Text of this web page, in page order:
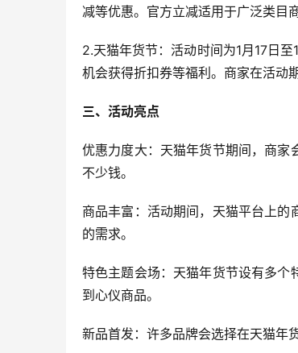
减等优惠。官方立减适用于广泛类目
2.天猫年货节：活动时间为1月17日
机会获得折扣券等福利。商家在活动
三、活动亮点
优惠力度大：天猫年货节期间，商家
不少钱。
商品丰富：活动期间，天猫平台上
的需求。
特色主题会场：天猫年货节设有多个
到心仪商品。
新品首发：许多品牌会选择在天猫年